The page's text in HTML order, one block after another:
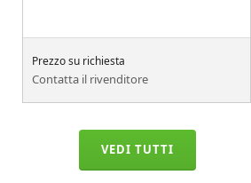
Prezzo su richiesta
Contatta il rivenditore
VEDI TUTTI